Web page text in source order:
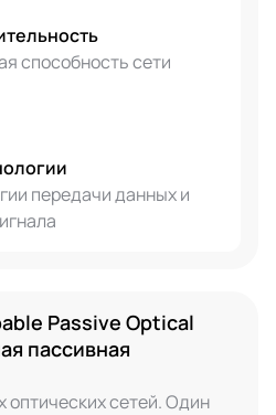
способность сети
передачи данных и
Passive Optical
пассивная
оптических сетей. Один